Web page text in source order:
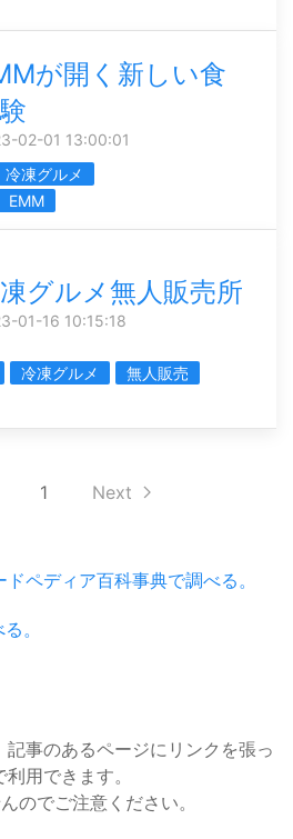
が開く新しい食
02-01 13:00:01
冷凍グルメ
EMM
グルメ無人販売所
01-16 10:15:18
冷凍グルメ
無人販売
1 Next
ペディア百科事典で調べる。
。
事のあるページにリンクを張っ
用できます。
のでご注意ください。